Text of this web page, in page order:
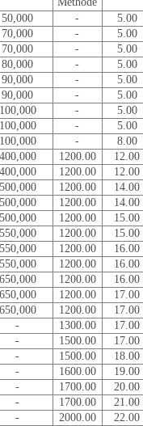
50,000 -
5.00
70,000 -
5.00
70,000 -
5.00
80,000 -
5.00
90,000 -
5.00
90,000 -
5.00
100,000 -
5.00
100,000 -
5.00
100,000 -
8.00
400,000 1200.00
12.00
400,000 1200.00
12.00
500,000 1200.00
14.00
500,000 1200.00
14.00
500,000 1200.00
15.00
550,000 1200.00
15.00
550,000 1200.00
16.00
550,000 1200.00
16.00
650,000 1200.00
16.00
650,000 1200.00
17.00
650,000 1200.00
17.00
- 1300.00
17.00
- 1500.00
17.00
- 1500.00
18.00
- 1600.00
19.00
- 1700.00
20.00
- 1700.00
21.00
- 2000.00
22.00